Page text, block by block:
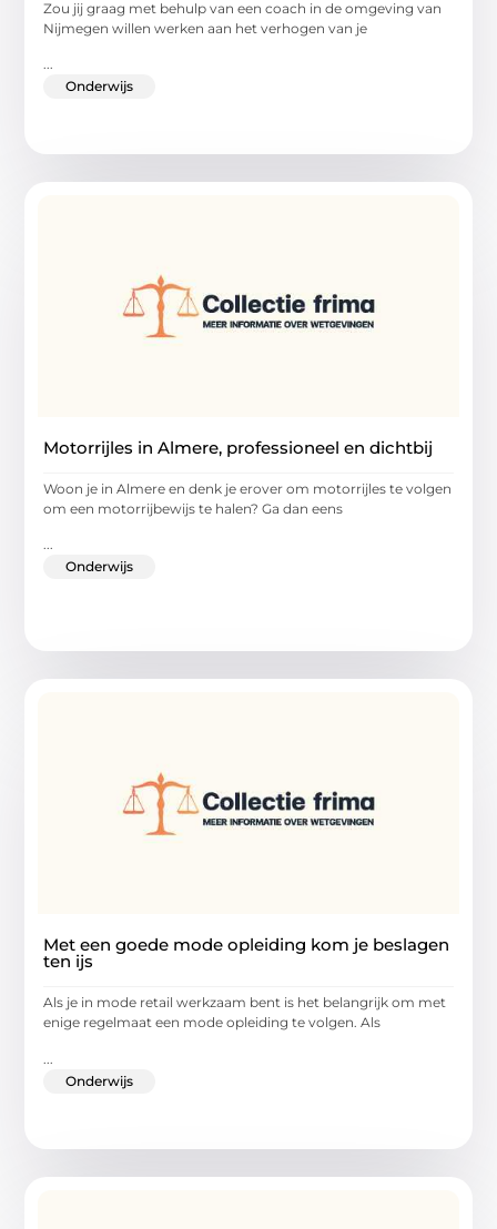
Zou jij graag met behulp van een coach in de omgeving van
Nijmegen willen werken aan het verhogen van je
Onderwijs
Motorrijles in Almere, professioneel en dichtbij
Woon je in Almere en denk je erover om motorrijles te volgen
om een motorrijbewijs te halen? Ga dan eens
...
Onderwijs
Met een goede mode opleiding kom je beslagen
ten ijs
Als je in mode retail werkzaam bent is het belangrijk om met
enige regelmaat een mode opleiding te volgen. Als
Onderwijs